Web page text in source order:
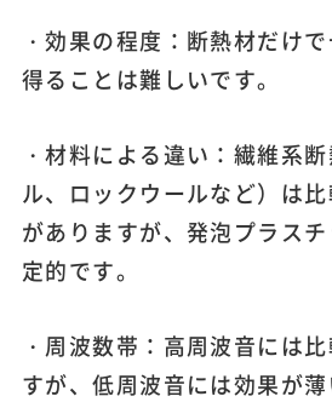
・効果の程度：断熱材だけ
得ることは難しいです。
・材料による違い：繊維系
ル、ロックウールなど）は
がありますが、発泡プラス
定的です。
・周波数帯：高周波音には
すが、低周波音には効果が薄